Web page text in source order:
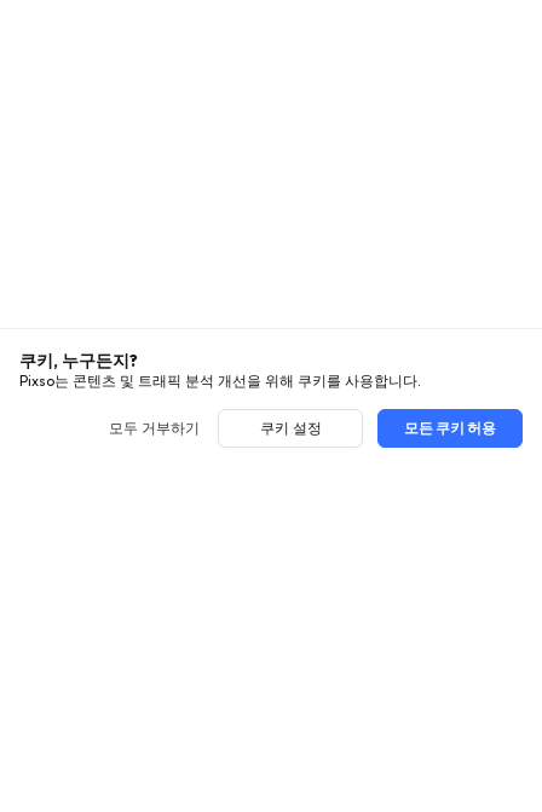
쿠키, 누구든지?
Pixso는 콘텐츠 및 트래픽 분석 개선을 위해 쿠키를 사용합니다.
모두 거부하기 쿠키 설정 모든 쿠키 허용